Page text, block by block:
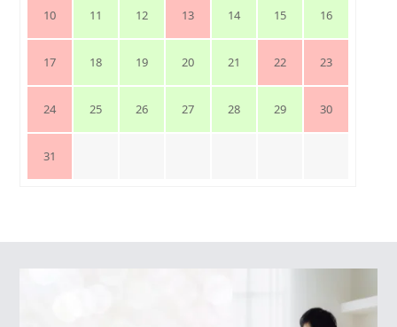
10 11 12 13 14 15 16
17 18 19 20 21 22 23
24 25 26 27 28 29 30
31